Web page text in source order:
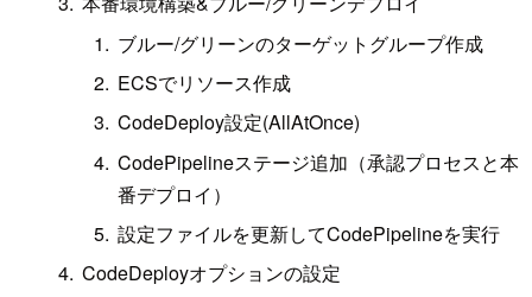
ブルー/グリーンのターゲットグループ作成
ECSでリソース作成
CodeDeploy設定(AllAtOnce)
CodePipelineステージ追加（承認プロセスと本
番デプロイ）
設定ファイルを更新してCodePipelineを実行
CodeDeployオプションの設定